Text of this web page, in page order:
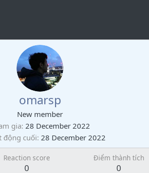
omarsp
New member
gia 28 December 2022
động cuối 28 December 2022
Reaction score
0
Điểm thành tích
0